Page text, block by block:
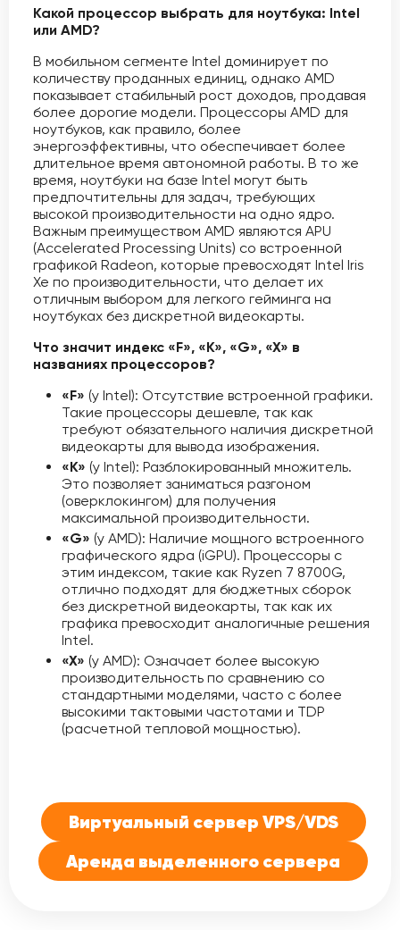
Какой процессор выбрать для ноутбука: Intel
или AMD?
В мобильном сегменте Intel доминирует по
количеству проданных единиц, однако AMD
показывает стабильный рост доходов, продавая
более дорогие модели. Процессоры AMD для
ноутбуков, как правило, более
энергоэффективны, что обеспечивает более
длительное время автономной работы. В то же
время, ноутбуки на базе Intel могут быть
предпочтительны для задач, требующих
высокой производительности на одно ядро.
Важным преимуществом AMD являются APU
(Accelerated Processing Units) со встроенной
графикой Radeon, которые превосходят Intel Iris
Xe по производительности, что делает их
отличным выбором для легкого гейминга на
ноутбуках без дискретной видеокарты.
Что значит индекс «F», «K», «G», «X» в
названиях процессоров?
«F» (у Intel): Отсутствие встроенной графики.
Такие процессоры дешевле, так как
требуют обязательного наличия дискретной
видеокарты для вывода изображения.
«K» (у Intel): Разблокированный множитель.
Это позволяет заниматься разгоном
(оверклокингом) для получения
максимальной производительности.
«G» (у AMD): Наличие мощного встроенного
графического ядра (iGPU). Процессоры с
этим индексом, такие как Ryzen 7 8700G,
отлично подходят для бюджетных сборок
без дискретной видеокарты, так как их
графика превосходит аналогичные решения
Intel.
«X» (у AMD): Означает более высокую
производительность по сравнению со
стандартными моделями, часто с более
высокими тактовыми частотами и TDP
(расчетной тепловой мощностью).
Виртуальный сервер VPS/VDS
Аренда выделенного сервера